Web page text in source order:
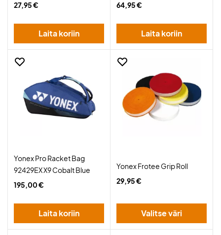
27,95 €
Laita koriin
64,95 €
Laita koriin
Yonex Pro Racket Bag
92429EX X9 Cobalt Blue
195,00 €
Laita koriin
Yonex Frotee Grip Roll
29,95 €
Valitse väri